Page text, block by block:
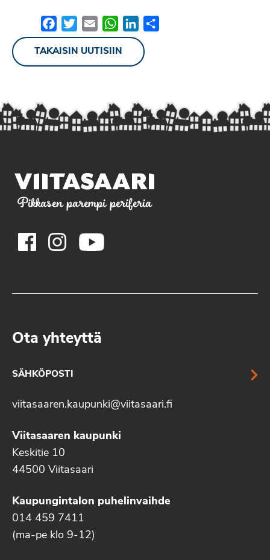
FacebookTwitterEmail WhatsApp
LinkedIn
TAKAISIN UUTISIIN
Pikkasen parempi periferia
Ota yhteyttä
SÄHKÖPOSTI
viitasaaren.kaupunki@viitasaari.fi
Viitasaaren kaupunki
Keskitie 10
44500 Viitasaari
Kaupungintalon puhelinvaihde
014 459 7411
(ma-pe klo 9-12)